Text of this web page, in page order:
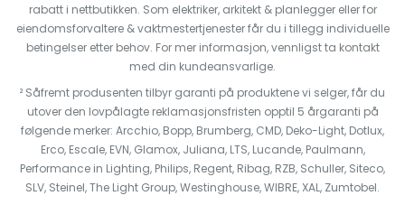
rabatt i nettbutikken. Som elektriker, arkitekt & planlegger eller for
eiendomsforvaltere & vaktmestertjenester får du i tillegg individuelle
betingelser etter behov. For mer informasjon, vennligst ta kontakt
med din kundeansvarlige.
² Såfremt produsenten tilbyr garanti på produktene vi selger, får du
utover den lovpålagte reklamasjonsfristen opptil 5 årgaranti på
følgende merker: Arcchio, Bopp, Brumberg, CMD, Deko-Light, Dotlux,
Erco, Escale, EVN, Glamox, Juliana, LTS, Lucande, Paulmann,
Performance in Lighting, Philips, Regent, Ribag, RZB, Schuller, Siteco,
SLV, Steinel, The Light Group, Westinghouse, WIBRE, XAL, Zumtobel.